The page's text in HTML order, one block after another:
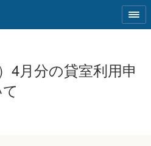
4月分の貸室利用申